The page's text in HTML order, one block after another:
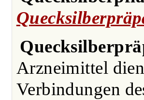
Arzneimittel
Verbindungen